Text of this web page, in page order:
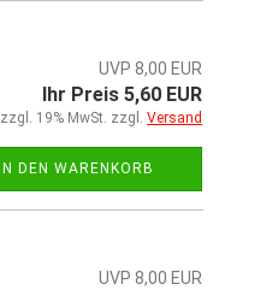
UVP 8,00 EUR
Ihr Preis 5,60 EUR
zzgl. 19% MwSt. zzgl. Versand
IN DEN WARENKORB
UVP 8,00 EUR